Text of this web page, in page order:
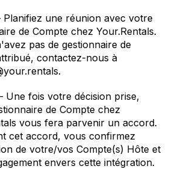
Planifiez une réunion avec votre
de Compte chez Your.Rentals.
pas de gestionnaire de
contactez-nous à
Une fois votre décision prise,
de Compte chez
vous fera parvenir un accord.
cet accord, vous confirmez
de votre/vos Compte(s) Hôte et
envers cette intégration.